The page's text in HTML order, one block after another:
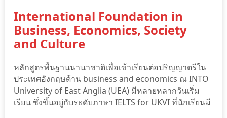
International Foundation in
Business, Economics, Society
and Culture
หลักสูตรพื้นฐานนานาชาติเพื่อเข้าเรียนต่อปริญญาตรีใน
ประเทศอังกฤษด้าน business and economics ณ INTO
University of East Anglia (UEA) มีหลายหลากวันเริ่ม
เรียน ซึ่งขึ้นอยู่กับระดับภาษา IELTS for UKVI ที่นักเรียนมี